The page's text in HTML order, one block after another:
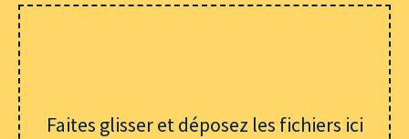
Faites glisser et déposez les fichiers ici